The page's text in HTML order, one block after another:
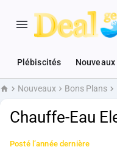
Plébiscités Nouveaux
AccueilNouveaux Bons Plans
Chauffe-Eau
Posté l’année dernière